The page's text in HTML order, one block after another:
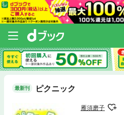
最新刊 ピクニック
雁須磨子